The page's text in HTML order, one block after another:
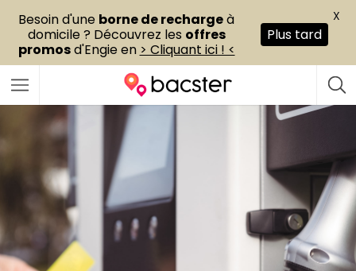
Besoin d'une borne de rechargeà
domicile ? Découvrez les offres
promosd'Engie en > Cliquant ici ! <
Plus tard
X